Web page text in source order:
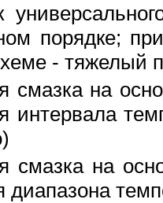
порядке;
- тяжелый
смазка на
интервала
смазка на
диапазона